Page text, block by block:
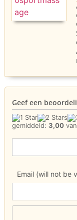
Geef een
gemiddeld: 3,00
Email (will not be